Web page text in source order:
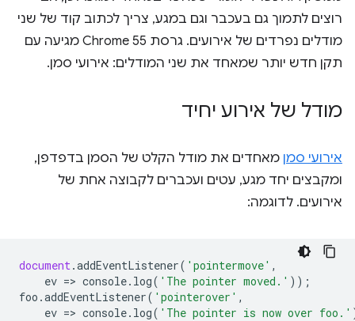
רוצים לתמוך גם בעכבר וגם במגע, צריך לכתוב קוד של שני
מודלים נפרדים של אירועים. גרסת Chrome 55 מגיעה עם
תקן חדש יותר שמאחד את שני המודלים: אירועי סמן.
מודל של אירוע יחיד
אירועי סמן מאחדים את מודל הקלט של הסמן בדפדפן,
ומקבצים יחד מגע, עטים ועכברים לקבוצה אחת של
אירועים. לדוגמה:
document.addEventListener( 'pointermove' ,
ev => console. log( 'The pointer moved.' ));
foo .addEventListener( 'pointerover' ,
ev => console. log( 'The pointer is now over foo.'